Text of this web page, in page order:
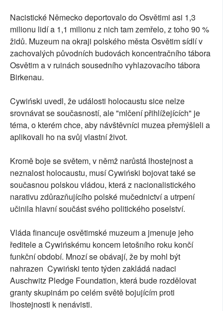
Nacistické Německo deportovalo do Osvětimi asi 1,3
milionu lidí a 1,1 milionu z nich tam zemřelo, z toho 90 %
židů. Muzeum na okraji polského města Osvětim sídlí v
zachovalých původních budovách koncentračního tábora
Osvětim a v ruinách sousedního vyhlazovacího tábora
Birkenau.
Cywiński uvedl, že události holocaustu sice nelze
srovnávat se současností, ale "mlčení přihlížejících" je
téma, o kterém chce, aby návštěvníci muzea přemýšleli a
aplikovali ho na svůj vlastní život.
Kromě boje se světem, v němž narůstá lhostejnost a
neznalost holocaustu, musí Cywiński bojovat také se
současnou polskou vládou, která z nacionalistického
narativu zdůrazňujícího polské mučednictví a utrpení
učinila hlavní součást svého politického poselství.
Vláda financuje osvětimské muzeum a jmenuje jeho
ředitele a Cywińskému koncem letošního roku končí
funkční období. Mnozí se obávají, že by mohl být
nahrazen Cywiński tento týden zakládá nadaci
Auschwitz Pledge Foundation, která bude rozdělovat
granty skupinám po celém světě bojujícím proti
lhostejnosti k nenávisti.